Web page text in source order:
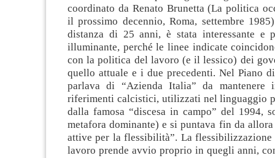
coordinato da Renato Brunetta (La politica
il prossimo decennio, Roma, settembre
distanza di 25 anni, è stata interessante e
illuminante, perché le linee indicate
con la politica del lavoro (e il lessico) dei
quello attuale e i due precedenti. Nel Piano
parlava di “Azienda Italia” da
riferimenti calcistici, utilizzati nel linguaggio
dalla famosa “discesa in campo” del 1994,
metafora dominante) e si puntava fin da
attive per la flessibilità”. La flessibilizzazione
lavoro prende avvio proprio in quegli anni,